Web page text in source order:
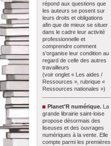
répond aux questions que
les auteurs se posent sur
leurs droits et obligations
afin que de mieux se situer
dans le cadre leur activité
professionnelle et
comprendre comment
s'organise leur condition au
regard de celle des autres
travailleurs
(voir onglet « Les aides /
Ressources », rubrique «
Ressources nationales »)
Planet'R numérique. La
grande librairie saint-loise
propose désormais des
liseuses et des ouvrages
numériques à la vente. Elle
compte parmi les premières